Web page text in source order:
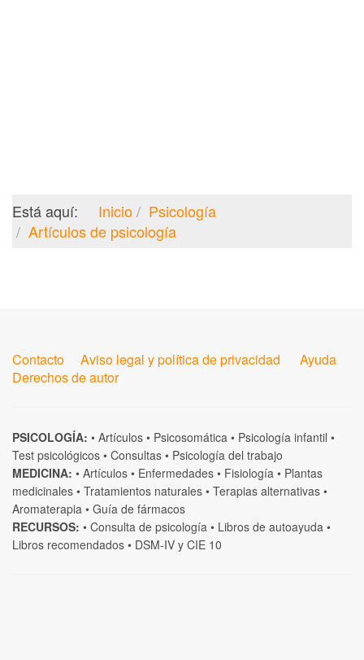
Está aquí: Inicio
Psicología
Artículos de psicología
Contacto Aviso legal y política de privacidad
Ayuda
Derechos de autor
PSICOLOGÍA: • Artículos • Psicosomática • Psicología infantil •
Test psicológicos • Consultas • Psicología del trabajo
MEDICINA: • Artículos • Enfermedades • Fisiología • Plantas
medicinales • Tratamientos naturales • Terapias alternativas •
Aromaterapia • Guía de fármacos
RECURSOS: • Consulta de psicología • Libros de autoayuda •
Libros recomendados • DSM-IV y CIE 10